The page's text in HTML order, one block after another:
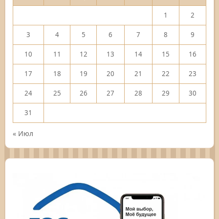
1 2
3 4 5 6 7 8 9
10 11 12 13 14 15 16
17 18 19 20 21 22 23
24 25 26 27 28 29 30
31
« Июл